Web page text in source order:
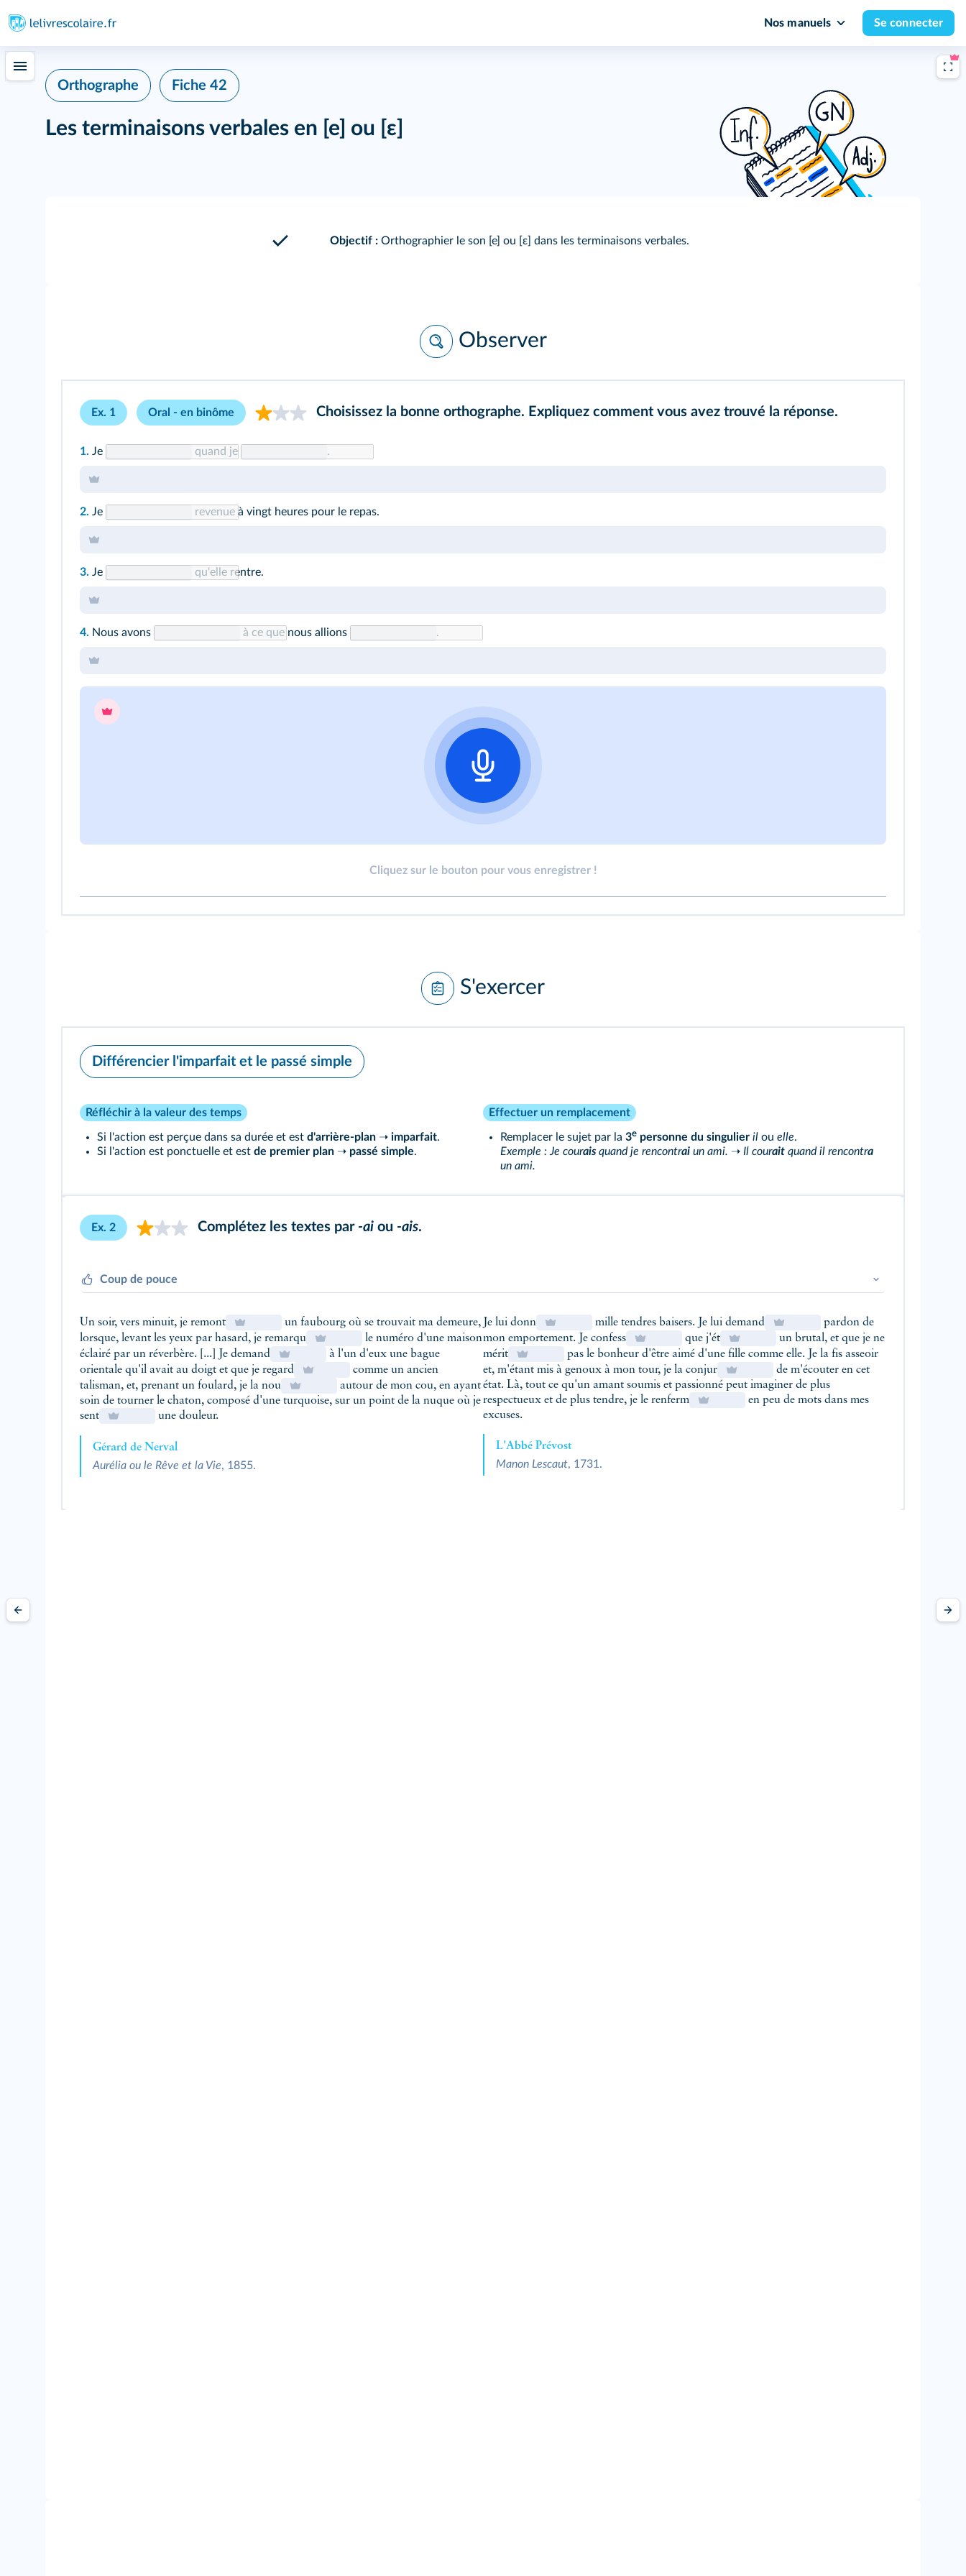
Nos manuels Se connecter
Orthographe Fiche 42
Les terminaisons verbales en [e] ou [ε]
Objectif : Orthographier le son [e] ou [ε] dans les terminaisons verbales.
Observer
Ex. 1 Oral - en binôme Choisissez la bonne orthographe. Expliquez comment vous avez trouvé la réponse.
1. Je quand je .
2. Je revenue à vingt heures pour le repas.
3. Je qu'elle rentre.
4. Nous avons à ce que nous allions .
Cliquez sur le bouton pour vous enregistrer !
S'exercer
Différencier l'imparfait et le passé simple
Réfléchir à la valeur des temps
Si l'action est perçue dans sa durée et est d'arrière-plan ➝ imparfait.
Si l'action est ponctuelle et est de premier plan ➝ passé simple.
Effectuer un remplacement
Remplacer le sujet par la 3e personne du singulier il ou elle.
Exemple : Je courais quand je rencontrai un ami. ➝ Il courait quand il rencontra
un ami.
Ex. 2 Complétez les textes par -ai ou -ais.
Coup de pouce
Un soir, vers minuit, je remont
un faubourg où se trouvait ma demeure,
lorsque, levant les yeux par hasard, je remarqu
le numéro d'une maison
éclairé par un réverbère. [...] Je demand
à l'un d'eux une bague
orientale qu'il avait au doigt et que je regard
comme un ancien
talisman, et, prenant un foulard, je la nou
autour de mon cou, en ayant
soin de tourner le chaton, composé d'une turquoise, sur un point de la nuque où je
sent
une douleur.
Gérard de Nerval
Aurélia ou le Rêve et la Vie, 1855.
Je lui donn mille tendres baisers. Je lui demand
pardon de
mon emportement. Je confess
que j'ét
un brutal, et que je ne
mérit
pas le bonheur d'être aimé d'une fille comme elle. Je la fis asseoir
et, m'étant mis à genoux à mon tour, je la conjur
de m'écouter en cet
état. Là, tout ce qu'un amant soumis et passionné peut imaginer de plus
respectueux et de plus tendre, je le renferm
en peu de mots dans mes
excuses.
L'Abbé Prévost
Manon Lescaut, 1731.